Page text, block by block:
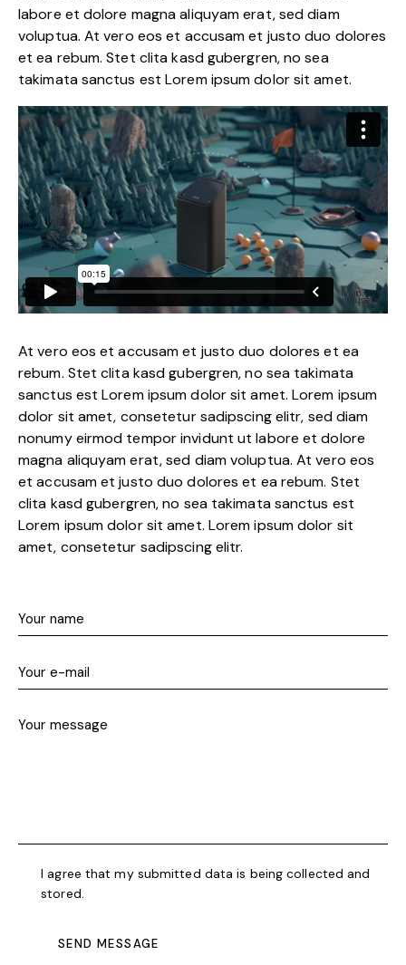
labore et dolore magna aliquyam erat, sed diam
voluptua. At vero eos et accusam et justo duo dolores
et ea rebum. Stet clita kasd gubergren, no sea
takimata sanctus est Lorem ipsum dolor sit amet.
At vero eos et accusam et justo duo dolores et ea
rebum. Stet clita kasd gubergren, no sea takimata
sanctus est Lorem ipsum dolor sit amet. Lorem ipsum
dolor sit amet, consetetur sadipscing elitr, sed diam
nonumy eirmod tempor invidunt ut labore et dolore
magna aliquyam erat, sed diam voluptua. At vero eos
et accusam et justo duo dolores et ea rebum. Stet
clita kasd gubergren, no sea takimata sanctus est
Lorem ipsum dolor sit amet. Lorem ipsum dolor sit
amet, consetetur sadipscing elitr.
I agree that my submitted data is being collected and
stored.
SEND MESSAGE